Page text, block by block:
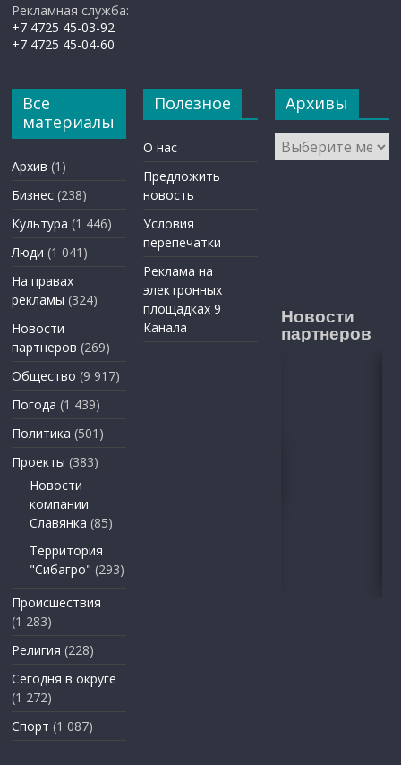
Рекламная служба:
+7 4725 45-03-92
+7 4725 45-04-60
Все
материалы
Архив (1)
Бизнес (238)
Культура (1 446)
Люди (1 041)
На правах
рекламы (324)
Новости
партнеров (269)
Общество (9 917)
Погода (1 439)
Политика (501)
Проекты (383)
Новости
компании
Славянка (85)
Территория
"Сибагро" (293)
Происшествия
(1 283)
Религия (228)
Сегодня в округе
(1 272)
Спорт (1 087)
Полезное
О нас
Предложить
новость
Условия
перепечатки
Реклама на
электронных
площадках 9
Канала
Архивы
Архивы
Новости
партнеров